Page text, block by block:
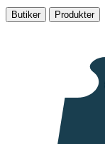
Butiker Produkter